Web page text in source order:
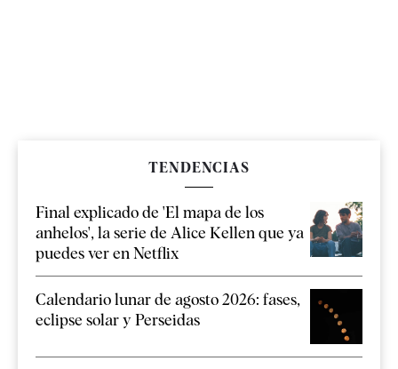
TENDENCIAS
Final explicado de 'El mapa de los
anhelos', la serie de Alice Kellen que ya
puedes ver en Netflix
Calendario lunar de agosto 2026: fases,
eclipse solar y Perseidas